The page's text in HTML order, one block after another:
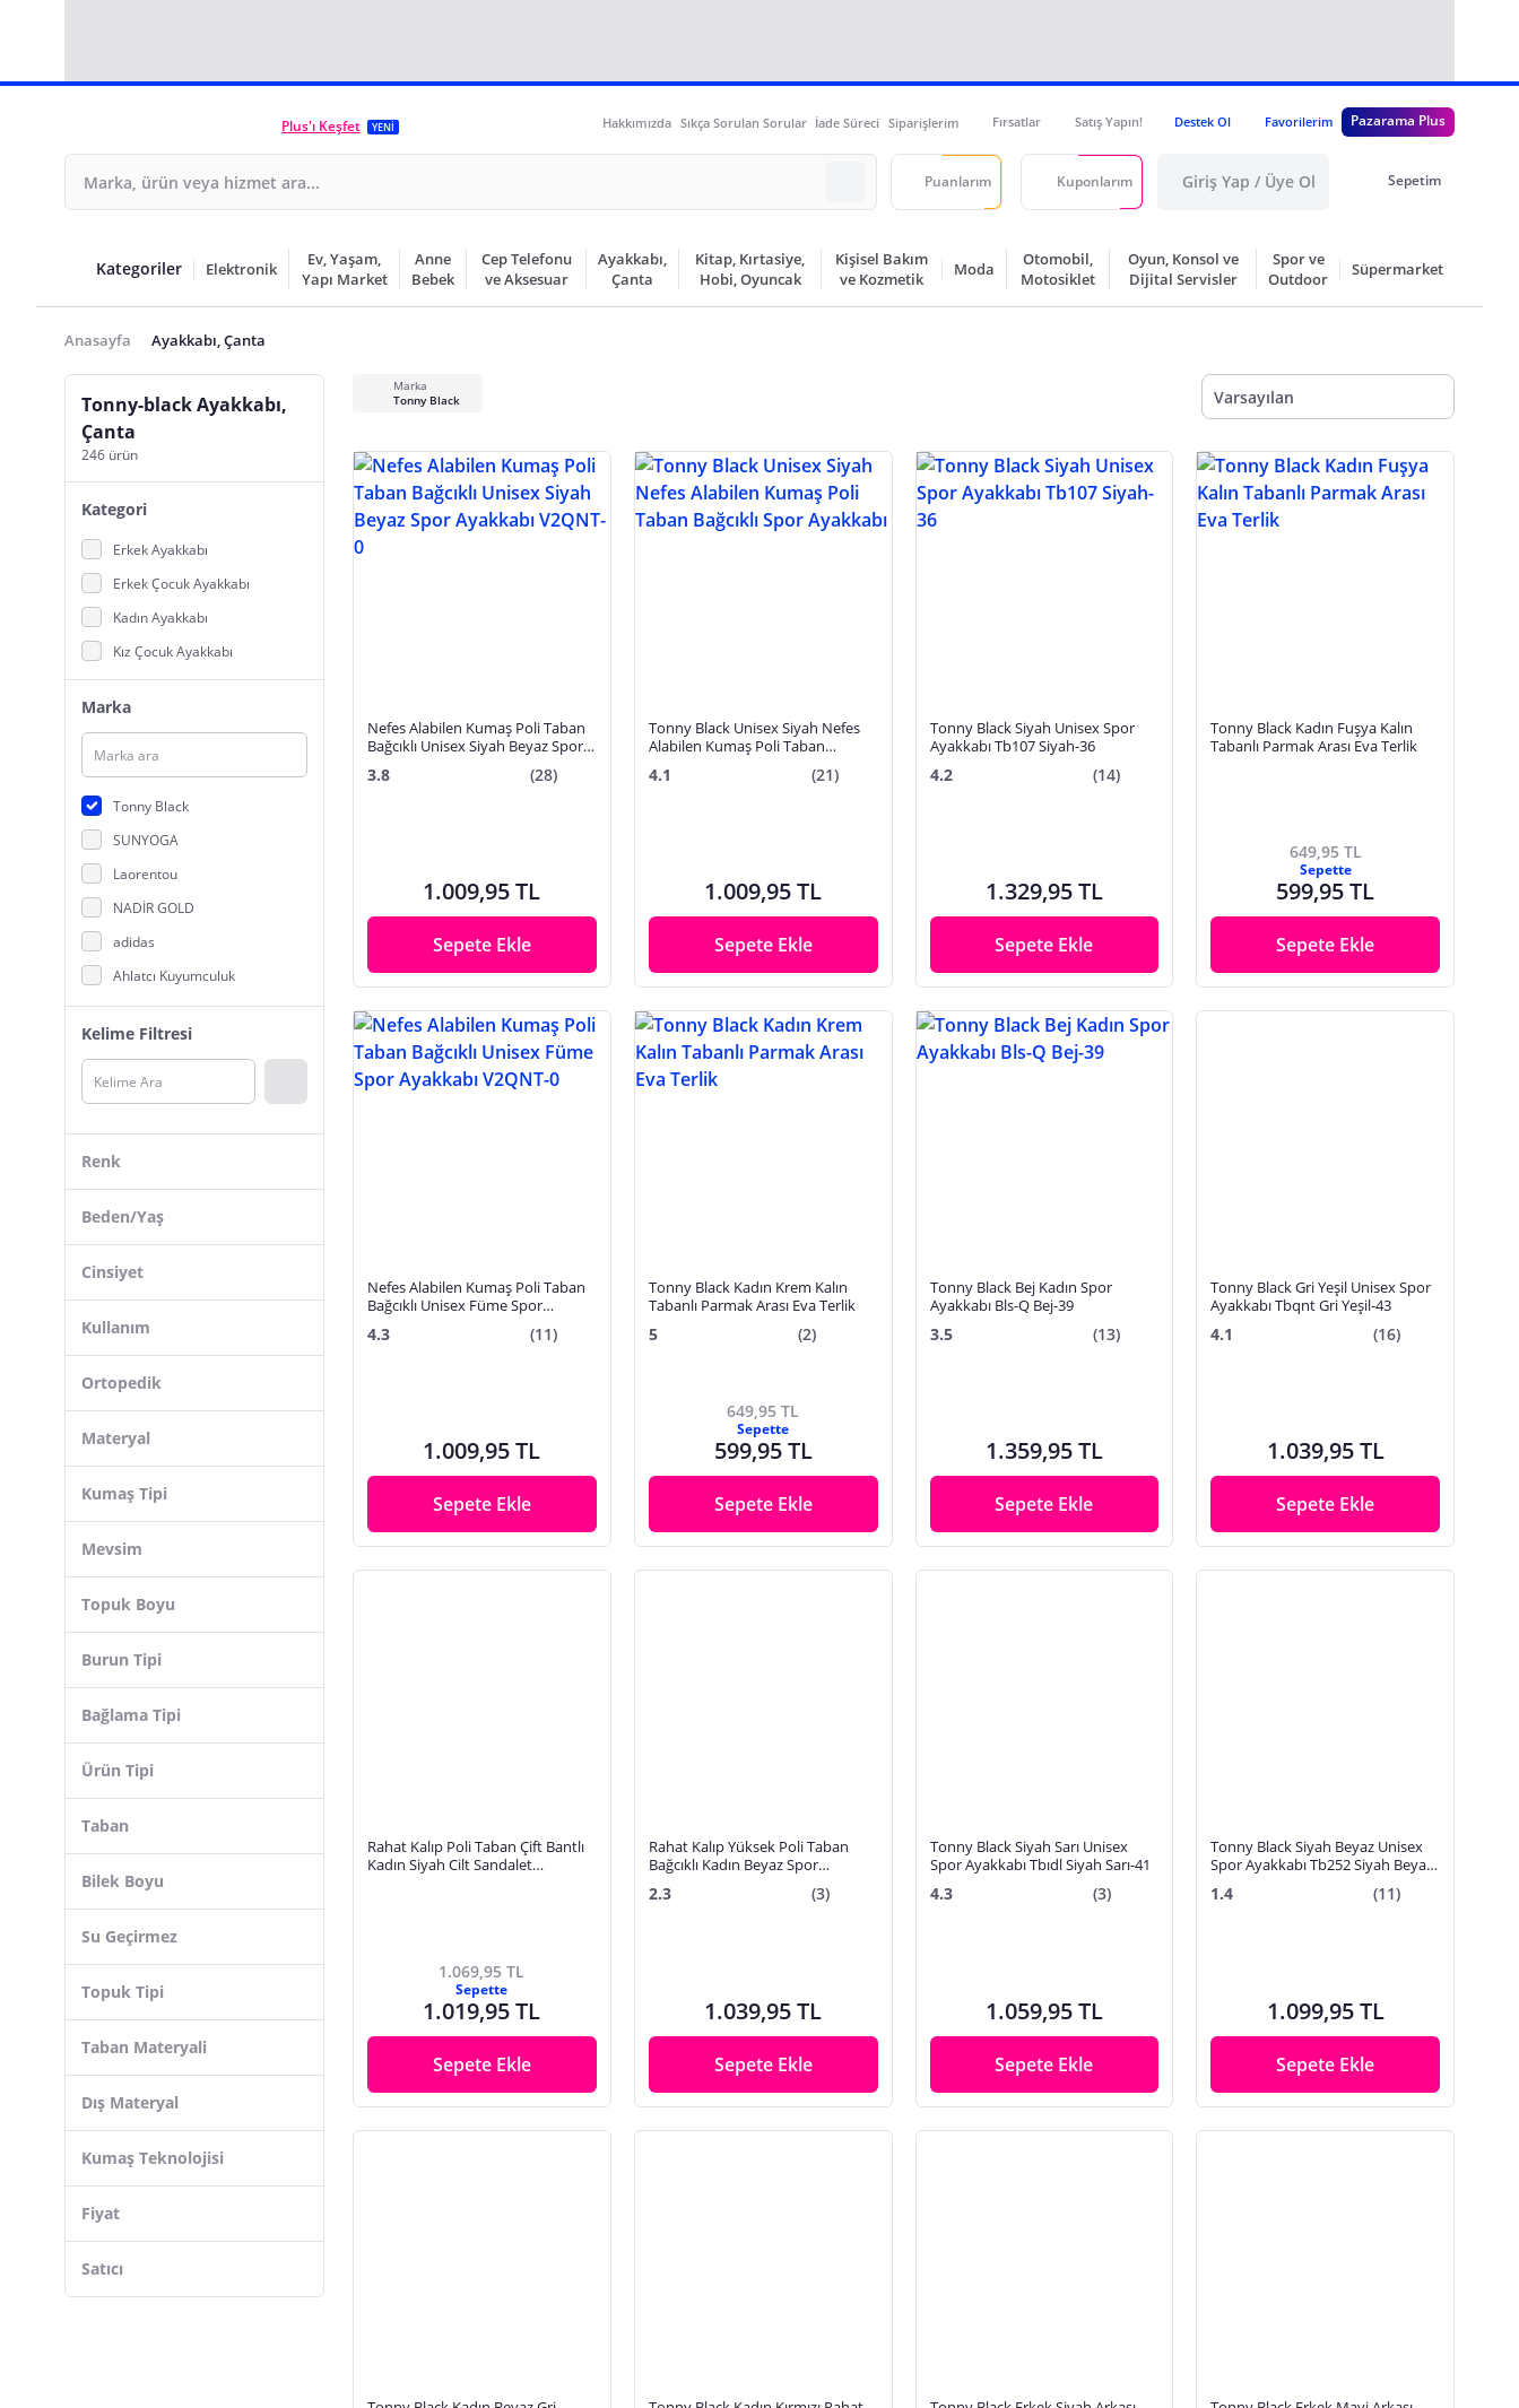
Plus'ı Keşfet YENİ Hakkımızda Sıkça Sorulan Sorular İade Süreci Siparişlerim Fırsatlar Satış Yapın! Destek Ol Favorilerim Pazarama Plus
Puanlarım Kuponlarım Giriş Yap / Üye Ol Sepetim
Kategoriler Elektronik
Ev, Yaşam,
Yapı Market
Anne
Bebek
Cep Telefonu
ve Aksesuar
Ayakkabı,
Çanta
Kitap, Kırtasiye,
Hobi, Oyuncak
Kişisel Bakım
ve Kozmetik
Moda
Otomobil,
Motosiklet
Oyun, Konsol ve
Dijital Servisler
Spor ve
Outdoor
Süpermarket
Anasayfa Ayakkabı, Çanta
Tonny-black Ayakkabı,
Çanta
246 ürün
Kategori
Erkek Ayakkabı
Erkek Çocuk Ayakkabı
Kadın Ayakkabı
Kız Çocuk Ayakkabı
Marka
Tonny Black
SUNYOGA
Laorentou
NADİR GOLD
adidas
Ahlatcı Kuyumculuk
Biocomfort
Jeep
Crocs
Mavi
Sermoda
Fabric Craft Bag
Puma
Reebok
Calvin Klein
Kelime Filtresi
Renk
Beden/Yaş
Cinsiyet
Kullanım
Ortopedik
Materyal
Kumaş Tipi
Mevsim
Topuk Boyu
Burun Tipi
Bağlama Tipi
Ürün Tipi
Taban
Bilek Boyu
Su Geçirmez
Topuk Tipi
Taban Materyali
Dış Materyal
Kumaş Teknolojisi
Fiyat
Satıcı
Marka
Tonny Black
Varsayılan
Nefes Alabilen Kumaş Poli Taban
Bağcıklı Unisex Siyah Beyaz Spor
3.8 (28)
1.009,95 TL
Sepete Ekle
Tonny Black Unisex Siyah Nefes
Alabilen Kumaş Poli Taban
4.1 (21)
1.009,95 TL
Sepete Ekle
Tonny Black Siyah Unisex Spor
Ayakkabı Tb107 Siyah-36
4.2 (14)
1.329,95 TL
Sepete Ekle
Tonny Black Kadın Fuşya Kalın
Tabanlı Parmak Arası Eva Terlik
649,95 TL
Sepette
599,95 TL
Sepete Ekle
Nefes Alabilen Kumaş Poli Taban
Bağcıklı Unisex Füme Spor
4.3 (11)
1.009,95 TL
Sepete Ekle
Tonny Black Kadın Krem Kalın
Tabanlı Parmak Arası Eva Terlik
5 (2)
649,95 TL
Sepette
599,95 TL
Sepete Ekle
Tonny Black Bej Kadın Spor
Ayakkabı Bls-Q Bej-39
3.5 (13)
1.359,95 TL
Sepete Ekle
Tonny Black Gri Yeşil Unisex Spor
Ayakkabı Tbqnt Gri Yeşil-43
4.1 (16)
1.039,95 TL
Sepete Ekle
Rahat Kalıp Poli Taban Çift Bantlı
Kadın Siyah Cilt Sandalet
1.069,95 TL
Sepette
1.019,95 TL
Sepete Ekle
Rahat Kalıp Yüksek Poli Taban
Bağcıklı Kadın Beyaz Spor
2.3 (3)
1.039,95 TL
Sepete Ekle
Tonny Black Siyah Sarı Unisex
Spor Ayakkabı Tbıdl Siyah Sarı-41
4.3 (3)
1.059,95 TL
Sepete Ekle
Tonny Black Siyah Beyaz Unisex
Spor Ayakkabı Tb252 Siyah Beyaz-
1.4 (11)
1.099,95 TL
Sepete Ekle